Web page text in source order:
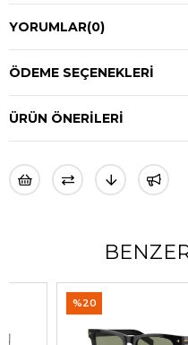
YORUMLAR(0)
ÖDEME SEÇENEKLERI
ÜRÜN ÖNERILERI